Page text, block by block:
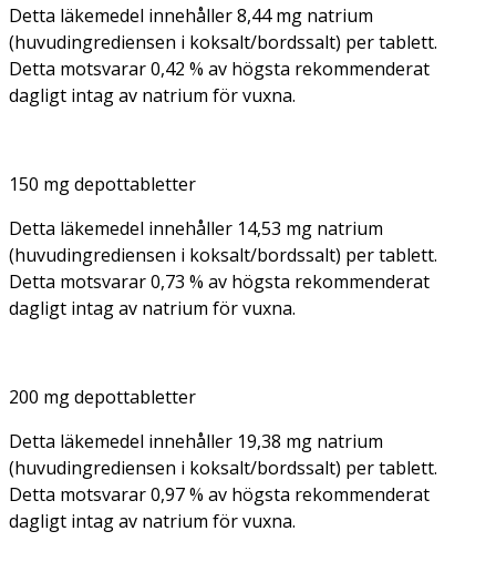
Detta läkemedel innehåller 8,44 mg natrium
(huvudingrediensen i koksalt/bordssalt) per tablett.
Detta motsvarar 0,42 % av högsta rekommenderat
dagligt intag av natrium för vuxna.
150 mg depottabletter
Detta läkemedel innehåller 14,53 mg natrium
(huvudingrediensen i koksalt/bordssalt) per tablett.
Detta motsvarar 0,73 % av högsta rekommenderat
dagligt intag av natrium för vuxna.
200 mg depottabletter
Detta läkemedel innehåller 19,38 mg natrium
(huvudingrediensen i koksalt/bordssalt) per tablett.
Detta motsvarar 0,97 % av högsta rekommenderat
dagligt intag av natrium för vuxna.